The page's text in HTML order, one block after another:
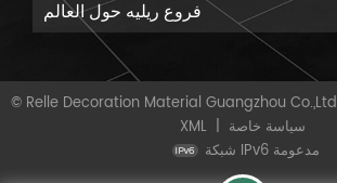
فروع ريليه حول العالم
XML | سياسة خاصة
شبكة IPv6 مدعومة